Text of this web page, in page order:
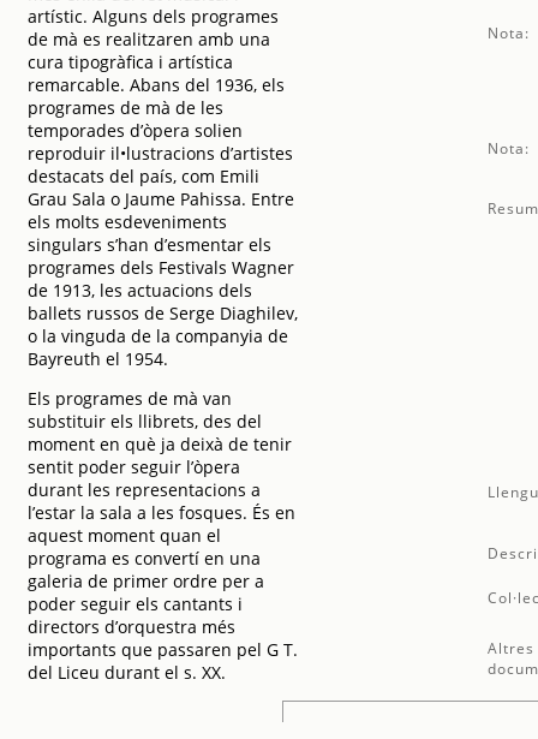
artístic. Alguns dels programes
de mà es realitzaren amb una
cura tipogràfica i artística
remarcable. Abans del 1936, els
programes de mà de les
temporades d’òpera solien
reproduir il•lustracions d’artistes
destacats del país, com Emili
Grau Sala o Jaume Pahissa. Entre
els molts esdeveniments
singulars s’han d’esmentar els
programes dels Festivals Wagner
de 1913, les actuacions dels
ballets russos de Serge Diaghilev,
o la vinguda de la companyia de
Bayreuth el 1954.
Els programes de mà van
substituir els llibrets, des del
moment en què ja deixà de tenir
sentit poder seguir l’òpera
durant les representacions a
l’estar la sala a les fosques. És en
aquest moment quan el
programa es convertí en una
galeria de primer ordre per a
poder seguir els cantants i
directors d’orquestra més
importants que passaren pel G T.
del Liceu durant el s. XX.
Nota:
Nota:
Altres